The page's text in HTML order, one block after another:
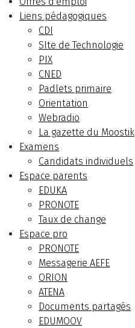
Liens pédagogiques
CDI
SIte de Technologie
PIX
CNED
Padlets primaire
Orientation
Webradio
La gazette du Moostik
Examens
Candidats individuels
Espace parents
EDUKA
PRONOTE
Taux de change
Espace pro
PRONOTE
Messagerie AEFE
ORION
ATENA
Documents partagés
EDUMOOV